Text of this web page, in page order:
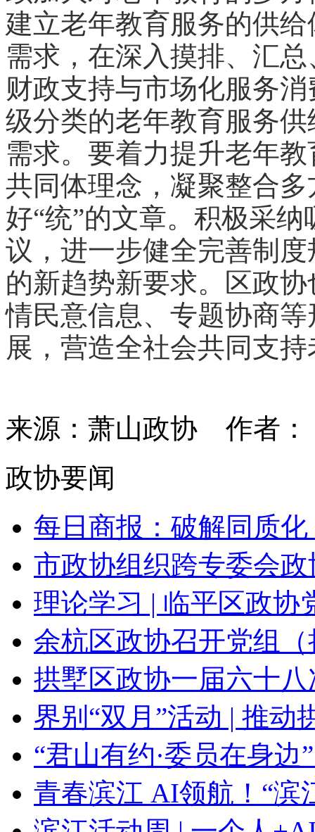
建立老年教育服务的供
需求，在深入摸排、汇
财政支持与市场化服务
级分类的老年教育服务
需求。要着力提升老年
共同体理念，凝聚整合
好“统”的文章。积极采
议，进一步健全完善制
的新趋势新要求。区政
情民意信息、专题协商
展，营造全社会共同支
来源：萧山政协 作者
政协要闻
每日商报：破解同质
市政协组织跨专委会
理论学习 | 临平区政协
余杭区政协召开党组
拱墅区政协一届六十
界别“双月”活动 | 推动
“君山有约·委员在身边
青春滨江 AI领航！“滨